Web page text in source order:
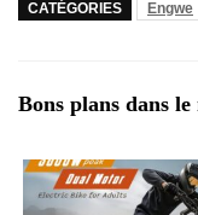
CATÉGORIES Engwe
Bons plans dans le